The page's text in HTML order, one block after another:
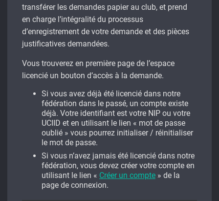
transférer les demandes papier au club, et prend
en charge l’intégralité du processus
d’enregistrement de votre demande et des pièces
justificatives demandées.
Vous trouverez en première page de l’espace
licencié un bouton d’accès à la demande.
Si vous avez déjà été licencié dans notre
fédération dans le passé, un compte existe
déjà. Votre identifiant est votre NIP ou votre
UCIID et en utilisant le lien « mot de passe
oublié » vous pourrez initialiser / réinitialiser
le mot de passe.
Si vous n’avez jamais été licencié dans notre
fédération, vous devez créer votre compte en
utilisant le lien « Créer un compte » de la
page de connexion.